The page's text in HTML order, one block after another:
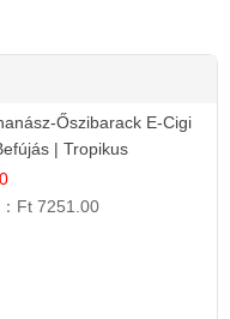
Őszibarack E-Cigi
| Tropikus
Ft 7251.00